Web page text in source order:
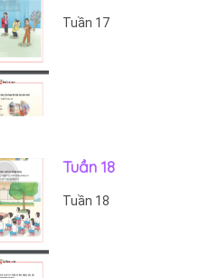
Tuần 17
Tuần 18
Tuần 18